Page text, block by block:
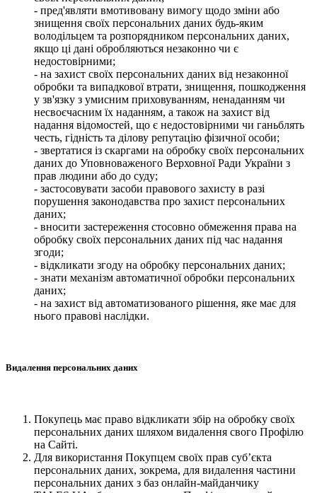
- пред'являти вмотивовану вимогу щодо зміни або
знищення своїх персональних даних будь-яким
володільцем та розпорядником персональних даних,
якщо ці дані обробляються незаконно чи є
недостовірними;
- на захист своїх персональних даних від незаконної
обробки та випадкової втрати, знищення, пошкодження
у зв'язку з умисним приховуванням, ненаданням чи
несвоєчасним їх наданням, а також на захист від
надання відомостей, що є недостовірними чи ганьблять
честь, гідність та ділову репутацію фізичної особи;
- звертатися із скаргами на обробку своїх персональних
даних до Уповноваженого Верховної Ради України з
прав людини або до суду;
- застосовувати засоби правового захисту в разі
порушення законодавства про захист персональних
даних;
- вносити застереження стосовно обмеження права на
обробку своїх персональних даних під час надання
згоди;
- відкликати згоду на обробку персональних даних;
- знати механізм автоматичної обробки персональних
даних;
- на захист від автоматизованого рішення, яке має для
нього правові наслідки.
Видалення персональних даних
Покупець має право відкликати збір на обробку своїх
персональних даних шляхом видалення свого Профілю
на Сайті.
Для використання Покупцем своїх прав суб’єкта
персональних даних, зокрема, для видалення частини
персональних даних з баз онлайн-майданчику